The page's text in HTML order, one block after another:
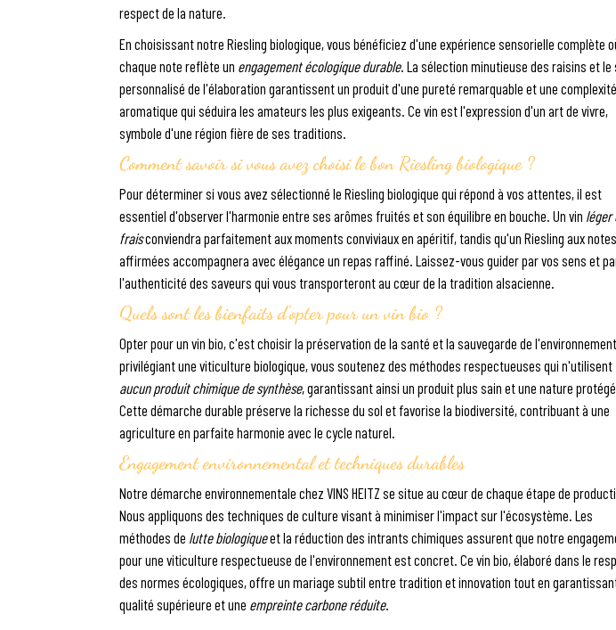
respect de la nature.
En choisissant notre Riesling biologique, vous bénéficiez d'une expérience sensorielle complète
chaque note reflète un engagement écologique durable. La sélection minutieuse des raisins et le
personnalisé de l'élaboration garantissent un produit d'une pureté remarquable et une complexité
aromatique qui séduira les amateurs les plus exigeants. Ce vin est l'expression d'un art de vivre,
symbole d'une région fière de ses traditions.
Comment savoir si vous avez choisi le bon Riesling biologique ?
Pour déterminer si vous avez sélectionné le Riesling biologique qui répond à vos attentes, il est
essentiel d'observer l'harmonie entre ses arômes fruités et son équilibre en bouche. Un vin léger
fraisconviendra parfaitement aux moments conviviaux en apéritif, tandis qu'un Riesling aux
affirmées accompagnera avec élégance un repas raffiné. Laissez-vous guider par vos sens et
l'authenticité des saveurs qui vous transporteront au cœur de la tradition alsacienne.
Quels sont les bienfaits d'opter pour un vin bio ?
Opter pour un vin bio, c'est choisir la préservation de la santé et la sauvegarde de
privilégiant une viticulture biologique, vous soutenez des méthodes respectueuses qui n'utilisent
aucun produit chimique de synthèse, garantissant ainsi un produit plus sain et une nature
Cette démarche durable préserve la richesse du sol et favorise la biodiversité, contribuant à une
agriculture en parfaite harmonie avec le cycle naturel.
Engagement environnemental et techniques durables
Notre démarche environnementale chez VINS HEITZ se situe au cœur de chaque étape de
Nous appliquons des techniques de culture visant à minimiser l'impact sur l'écosystème. Les
méthodes de lutte biologiqueet la réduction des intrants chimiques assurent que notre
pour une viticulture respectueuse de l'environnement est concret. Ce vin bio, élaboré dans le
des normes écologiques, offre un mariage subtil entre tradition et innovation tout en
qualité supérieure et une empreinte carbone réduite.